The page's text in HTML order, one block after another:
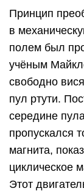
Принцип
в
полем был
учёным
свободно
пул ртути.
середине
пропускался
магнита,
циклическое
Этот